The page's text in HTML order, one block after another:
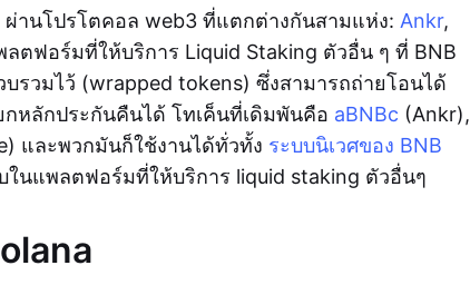
ผ่านโปรโตคอล web3 ที่แตกต่างกันสามแห่ง: Ankr,
ลตฟอร์มที่ให้บริการ Liquid Staking ตัวอื่น ๆ ที่ BNB
รวมไว้ (wrapped tokens) ซึ่งสามารถถ่ายโอนได้
หลักประกันคืนได้ โทเค็นที่เดิมพันคือ aBNBc (Ankr),
และพวกมันก็ใช้งานได้ทั่วทั้ง ระบบนิเวศของ BNB
ในแพลตฟอร์มที่ให้บริการ liquid staking ตัวอื่นๆ